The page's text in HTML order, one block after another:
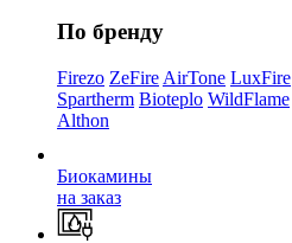
По бренду
Firezo ZeFire AirTone LuxFire
Spartherm Bioteplo WildFlame
Althon
Биокамины
на заказ